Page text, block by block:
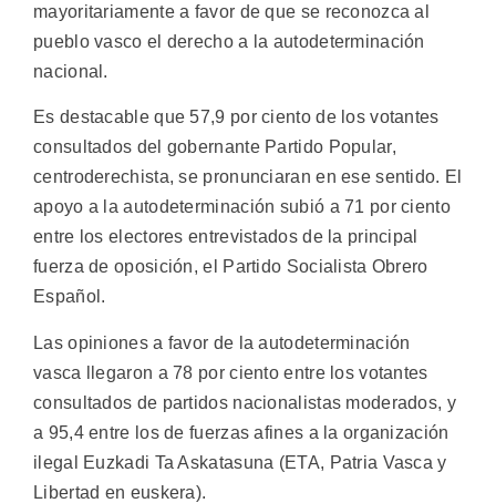
mayoritariamente a favor de que se reconozca al
pueblo vasco el derecho a la autodeterminación
nacional.
Es destacable que 57,9 por ciento de los votantes
consultados del gobernante Partido Popular,
centroderechista, se pronunciaran en ese sentido. El
apoyo a la autodeterminación subió a 71 por ciento
entre los electores entrevistados de la principal
fuerza de oposición, el Partido Socialista Obrero
Español.
Las opiniones a favor de la autodeterminación
vasca llegaron a 78 por ciento entre los votantes
consultados de partidos nacionalistas moderados, y
a 95,4 entre los de fuerzas afines a la organización
ilegal Euzkadi Ta Askatasuna (ETA, Patria Vasca y
Libertad en euskera).